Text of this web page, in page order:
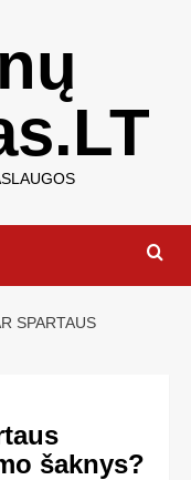
SPARTAUS
šaknys?